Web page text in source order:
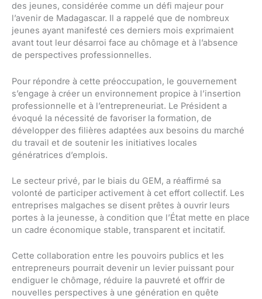
des jeunes, considérée comme un défi majeur pour
l’avenir de Madagascar. Il a rappelé que de nombreux
jeunes ayant manifesté ces derniers mois exprimaient
avant tout leur désarroi face au chômage et à l’absence
de perspectives professionnelles.
Pour répondre à cette préoccupation, le gouvernement
s’engage à créer un environnement propice à l’insertion
professionnelle et à l’entrepreneuriat. Le Président a
évoqué la nécessité de favoriser la formation, de
développer des filières adaptées aux besoins du marché
du travail et de soutenir les initiatives locales
génératrices d’emplois.
Le secteur privé, par le biais du GEM, a réaffirmé sa
volonté de participer activement à cet effort collectif. Les
entreprises malgaches se disent prêtes à ouvrir leurs
portes à la jeunesse, à condition que l’État mette en place
un cadre économique stable, transparent et incitatif.
Cette collaboration entre les pouvoirs publics et les
entrepreneurs pourrait devenir un levier puissant pour
endiguer le chômage, réduire la pauvreté et offrir de
nouvelles perspectives à une génération en quête